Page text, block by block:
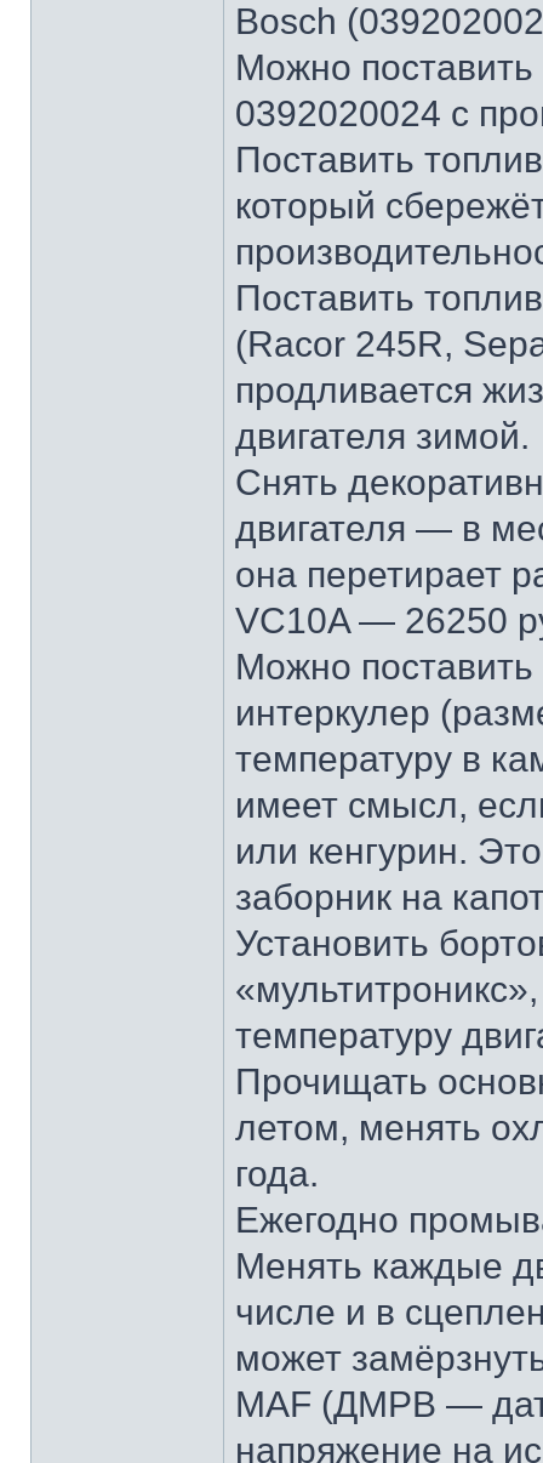
Bosch
Можно
0392020024 с
Поставить
который
Поставить
(Racor 245R,
продливается
двигателя зимой.
Снять
двигателя — в
она перетирает
VC10A — 26250
Можно
интеркулер
температуру в
имеет смысл,
или кенгурин.
заборник на
Установить
температуру
Прочищать
летом, менять
года.
Ежегодно
Менять каждые
числе и в
может
MAF (ДМРВ —
напряжение на